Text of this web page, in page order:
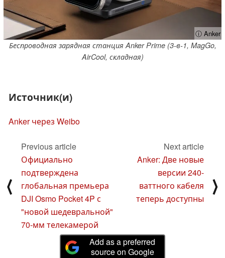
ⓘ Anker
Беспроводная зарядная станция Anker Prime (3-в-1, MagGo,
AirCool, складная)
Источник(и)
Anker через Weibo
⟨
Previous article
Официально
подтверждена
глобальная премьера
DJI Osmo Pocket 4P с
"новой шедевральной"
70-мм телекамерой
Next article
Anker: Две новые
версии 240-
ваттного кабеля
теперь доступны
⟩
Add as a preferred
source on Google